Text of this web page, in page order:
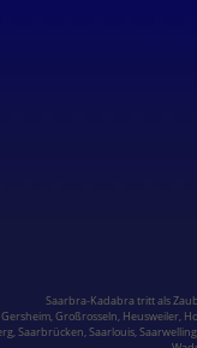
Saarbra-Kadabra tritt als
Gersheim,Großrosseln, Heusweiler,
Saarbrücken,Saarlouis,